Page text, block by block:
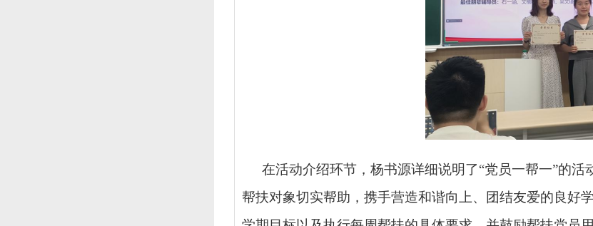
在活动介绍环节，杨书源详细说明了“党员一帮一”的
帮扶对象切实帮助，携手营造和谐向上、团结友爱的良好